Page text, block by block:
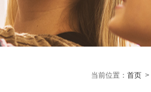
当前位置： 首页 >